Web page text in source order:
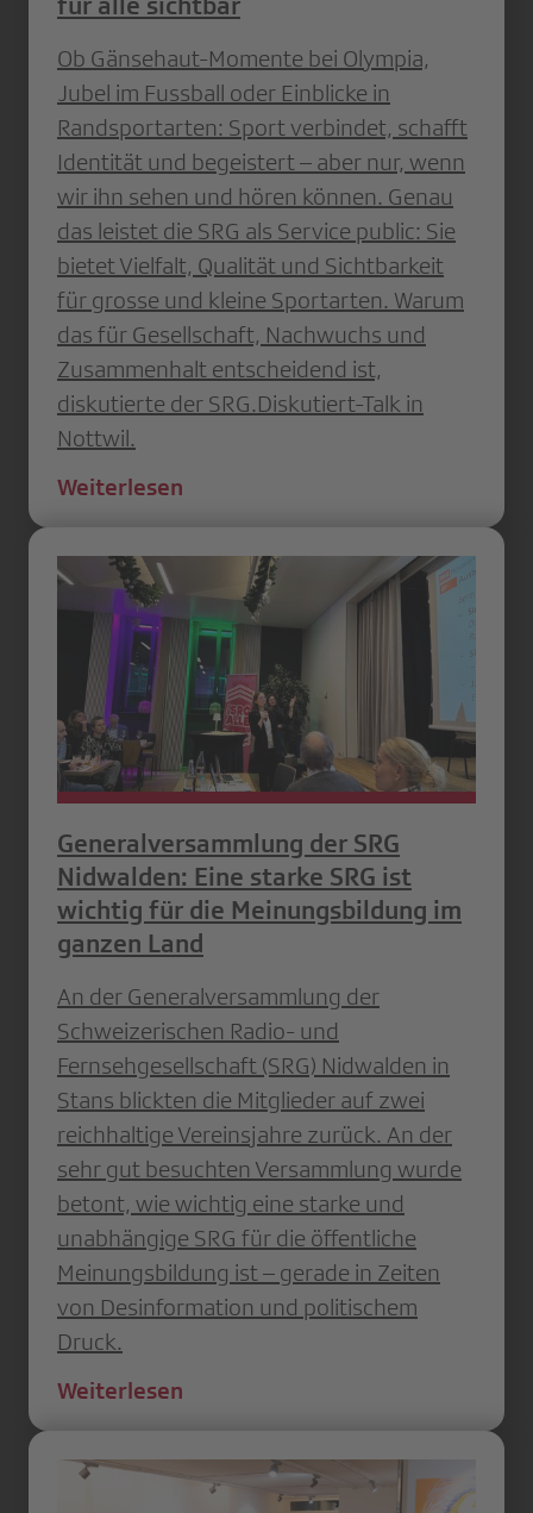
Ob Gänsehaut-Momente bei Olympia,
Jubel im Fussball oder Einblicke in
Randsportarten: Sport verbindet, schafft
Identität und begeistert – aber nur, wenn
wir ihn sehen und hören können. Genau
das leistet die SRG als Service public: Sie
bietet Vielfalt, Qualität und Sichtbarkeit
für grosse und kleine Sportarten. Warum
das für Gesellschaft, Nachwuchs und
Zusammenhalt entscheidend ist,
diskutierte der SRG.Diskutiert-Talk in
Nottwil.
Weiterlesen
Generalversammlung der SRG
Nidwalden: Eine starke SRG ist
wichtig für die Meinungsbildung im
ganzen Land
An der Generalversammlung der
Schweizerischen Radio- und
Fernsehgesellschaft (SRG) Nidwalden in
Stans blickten die Mitglieder auf zwei
reichhaltige Vereinsjahre zurück. An der
sehr gut besuchten Versammlung wurde
betont, wie wichtig eine starke und
unabhängige SRG für die öffentliche
Meinungsbildung ist – gerade in Zeiten
von Desinformation und politischem
Druck.
Weiterlesen